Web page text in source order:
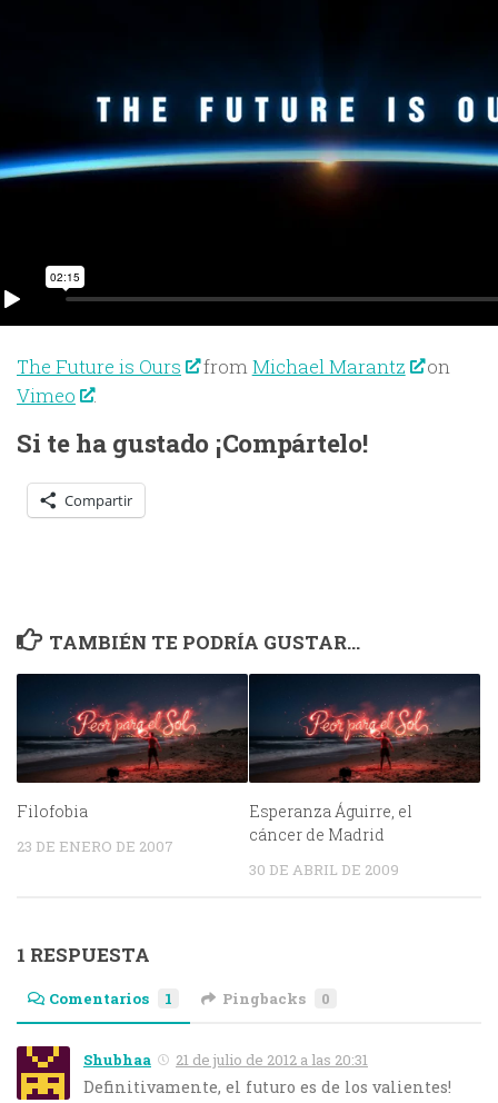
The Future is Ours fromMichael Marantz
on
Vimeo
.
Si te ha gustado ¡Compártelo!
Compartir
TAMBIÉN TE PODRÍA GUSTAR...
Filofobia
23 DE ENERO DE 2007
Esperanza Águirre, el
cáncer de Madrid
30 DE ABRIL DE 2009
1 RESPUESTA
Comentarios 1 Pingbacks 0
Shubhaa 21 de julio de 2012 a las 20:31
Definitivamente, el futuro es de los valientes!